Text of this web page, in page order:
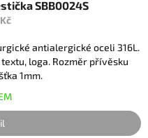
SBB0024S
antialergické oceli 316L.
loga. Rozměr přívěsku
1mm.